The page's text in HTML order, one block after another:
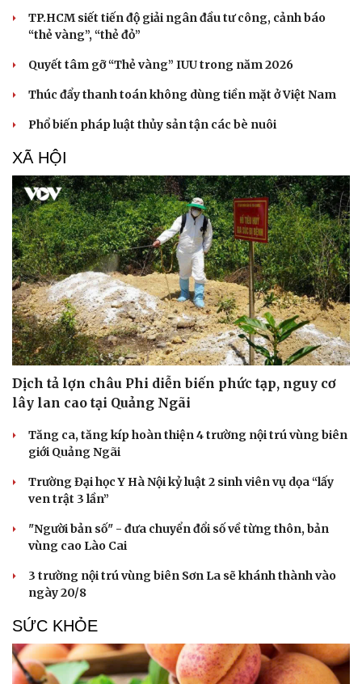
TP.HCM siết tiến độ giải ngân đầu tư công, cảnh báo
“thẻ vàng”, “thẻ đỏ”
Quyết tâm gỡ “Thẻ vàng” IUU trong năm 2026
Thúc đẩy thanh toán không dùng tiền mặt ở Việt Nam
Phổ biến pháp luật thủy sản tận các bè nuôi
XÃ HỘI
Dịch tả lợn châu Phi diễn biến phức tạp, nguy cơ
lây lan cao tại Quảng Ngãi
Tăng ca, tăng kíp hoàn thiện 4 trường nội trú vùng biên
giới Quảng Ngãi
Trường Đại học Y Hà Nội kỷ luật 2 sinh viên vụ dọa “lấy
ven trật 3 lần”
"Người bản số" - đưa chuyển đổi số về từng thôn, bản
vùng cao Lào Cai
3 trường nội trú vùng biên Sơn La sẽ khánh thành vào
ngày 20/8
SỨC KHỎE